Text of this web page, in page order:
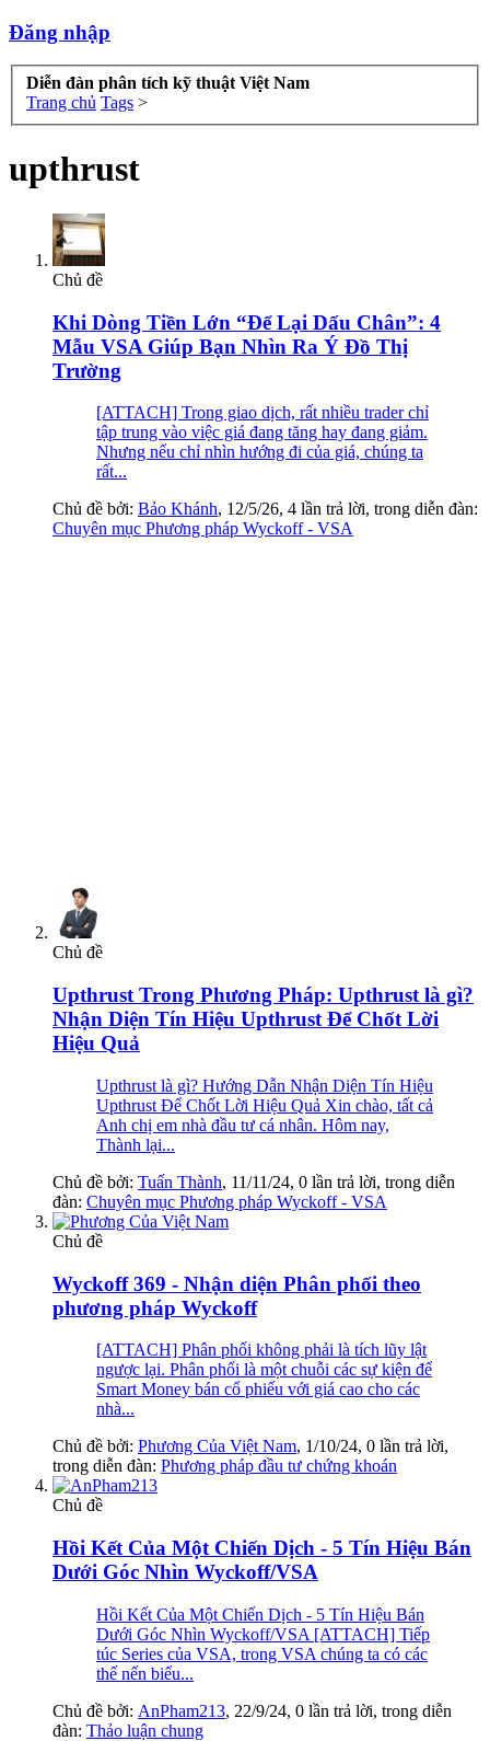
Đăng nhập
Diễn đàn phân tích kỹ thuật Việt Nam
Trang chủ Tags >
upthrust
Chủ đề
Khi Dòng Tiền Lớn “Để Lại Dấu Chân”: 4
Mẫu VSA Giúp Bạn Nhìn Ra Ý Đồ Thị
Trường
[ATTACH] Trong giao dịch, rất nhiều trader chỉ
tập trung vào việc giá đang tăng hay đang giảm.
Nhưng nếu chỉ nhìn hướng đi của giá, chúng ta
rất...
Chủ đề bởi: Bảo Khánh, 12/5/26, 4 lần trả lời, trong diễn đàn:
Chuyên mục Phương pháp Wyckoff - VSA
Chủ đề
Upthrust Trong Phương Pháp: Upthrust là gì?
Nhận Diện Tín Hiệu Upthrust Để Chốt Lời
Hiệu Quả
Upthrust là gì? Hướng Dẫn Nhận Diện Tín Hiệu
Upthrust Để Chốt Lời Hiệu Quả Xin chào, tất cả
Anh chị em nhà đầu tư cá nhân. Hôm nay,
Thành lại...
Chủ đề bởi: Tuấn Thành, 11/11/24, 0 lần trả lời, trong diễn
đàn: Chuyên mục Phương pháp Wyckoff - VSA
Chủ đề
Wyckoff 369 - Nhận diện Phân phối theo
phương pháp Wyckoff
[ATTACH] Phân phối không phải là tích lũy lật
ngược lại. Phân phối là một chuỗi các sự kiện để
Smart Money bán cổ phiếu với giá cao cho các
nhà...
Chủ đề bởi: Phương Của Việt Nam, 1/10/24, 0 lần trả lời,
trong diễn đàn: Phương pháp đầu tư chứng khoán
Chủ đề
Hồi Kết Của Một Chiến Dịch - 5 Tín Hiệu Bán
Dưới Góc Nhìn Wyckoff/VSA
Hồi Kết Của Một Chiến Dịch - 5 Tín Hiệu Bán
Dưới Góc Nhìn Wyckoff/VSA [ATTACH] Tiếp
túc Series của VSA, trong VSA chúng ta có các
thế nến biểu...
Chủ đề bởi: AnPham213, 22/9/24, 0 lần trả lời, trong diễn
đàn: Thảo luận chung